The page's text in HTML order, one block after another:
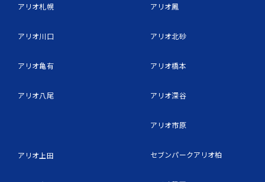
アリオ札幌
アリオ川口
アリオ亀有
アリオ八尾
アリオ上田
アリオ鳳
アリオ北砂
アリオ橋本
アリオ深谷
アリオ市原
セブンパークアリオ柏